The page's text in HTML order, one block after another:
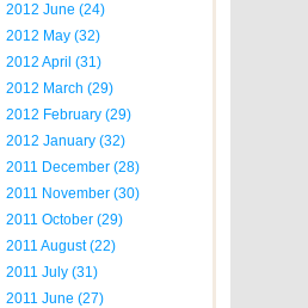
2012 June (24)
2012 May (32)
2012 April (31)
2012 March (29)
2012 February (29)
2012 January (32)
2011 December (28)
2011 November (30)
2011 October (29)
2011 August(22)
2011 July (31)
2011 June (27)